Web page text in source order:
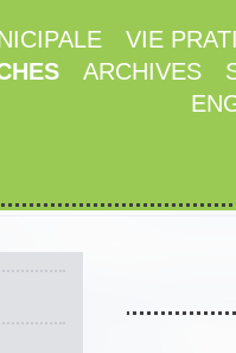
VIE
ARCHIVES